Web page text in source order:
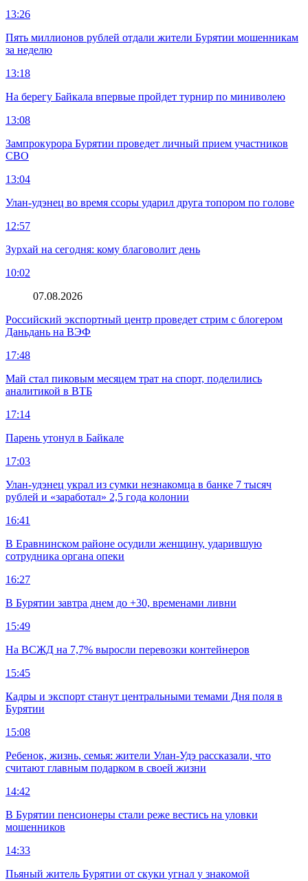
13:26
Пять миллионов рублей отдали жители Бурятии мошенникам
за неделю
13:18
На берегу Байкала впервые пройдет турнир по миниволею
13:08
Зампрокурора Бурятии проведет личный прием участников
СВО
13:04
Улан-удэнец во время ссоры ударил друга топором по голове
12:57
Зурхай на сегодня: кому благоволит день
10:02
07.08.2026
Российский экспортный центр проведет стрим с блогером
Даньдань на ВЭФ
17:48
Май стал пиковым месяцем трат на спорт, поделились
аналитикой в ВТБ
17:14
Парень утонул в Байкале
17:03
Улан-удэнец украл из сумки незнакомца в банке 7 тысяч
рублей и «заработал» 2,5 года колонии
16:41
В Еравнинском районе осудили женщину, ударившую
сотрудника органа опеки
16:27
В Бурятии завтра днем до +30, временами ливни
15:49
На ВСЖД на 7,7% выросли перевозки контейнеров
15:45
Кадры и экспорт станут центральными темами Дня поля в
Бурятии
15:08
Ребенок, жизнь, семья: жители Улан-Удэ рассказали, что
считают главным подарком в своей жизни
14:42
В Бурятии пенсионеры стали реже вестись на уловки
мошенников
14:33
Пьяный житель Бурятии от скуки угнал у знакомой